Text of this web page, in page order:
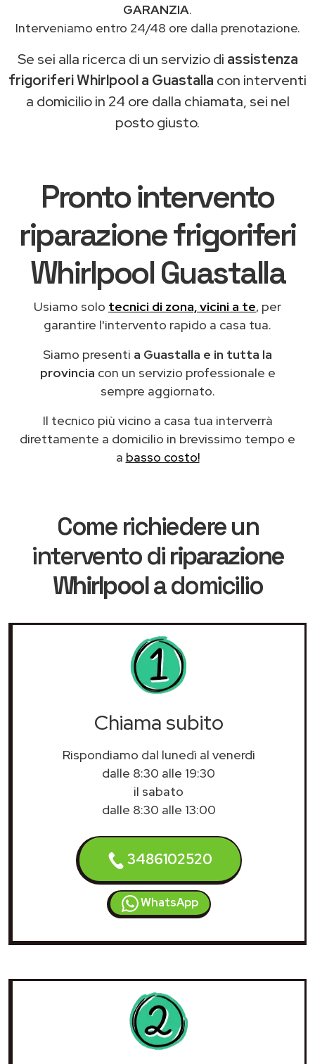
GARANZIA.
Interveniamo entro 24/48 ore dalla prenotazione.
Se sei alla ricerca di un servizio di assistenza
frigoriferi Whirlpool a Guastalla con interventi
a domicilio in 24 ore dalla chiamata, sei nel
posto giusto.
Pronto intervento
riparazione frigoriferi
Whirlpool Guastalla
Usiamo solo tecnici di zona, vicini a te, per
garantire l'intervento rapido a casa tua.
Siamo presenti a Guastalla e in tutta la
provincia con un servizio professionale e
sempre aggiornato.
Il tecnico più vicino a casa tua interverrà
direttamente a domicilio in brevissimo tempo e
a basso costo!
Come richiedere un
intervento diriparazione
Whirlpoola domicilio
Chiama subito
Rispondiamo dal lunedì al venerdì
dalle 8:30 alle 19:30
il sabato
dalle 8:30 alle 13:00
3486102520
WhatsApp